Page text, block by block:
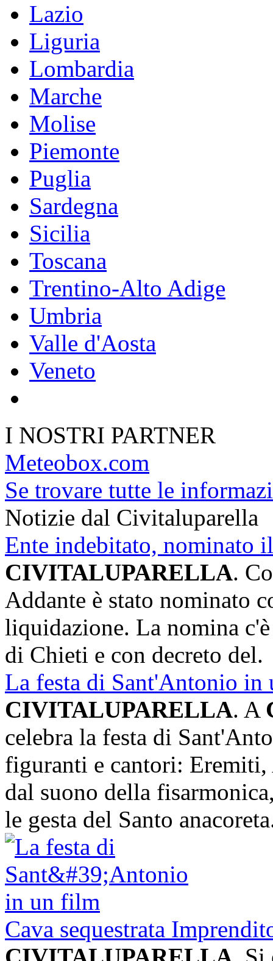
Lazio
Liguria
Lombardia
Marche
Molise
Piemonte
Puglia
Sardegna
Sicilia
Toscana
Trentino-Alto Adige
Umbria
Valle d'Aosta
Veneto
I NOSTRI PARTNER
Meteobox.com
Se trovare tutte le
Notizie dal Civitaluparella
Ente indebitato, nominato
CIVITALUPARELLA.
Addante è stato nominato
liquidazione. La nomina
di Chieti e con decreto del.
La festa di Sant'Antonio in
CIVITALUPARELLA. A
celebra la festa di
figuranti e cantori:
dal suono della
le gesta del Santo
Cava sequestrata